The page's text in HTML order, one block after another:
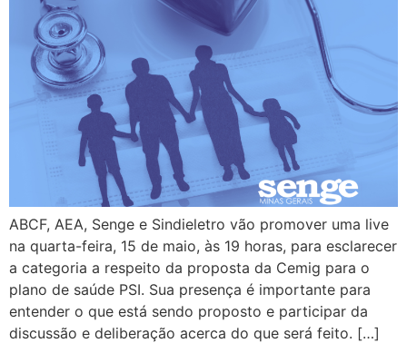
ABCF, AEA, Senge e Sindieletro vão promover uma live
na quarta-feira, 15 de maio, às 19 horas, para esclarecer
a categoria a respeito da proposta da Cemig para o
plano de saúde PSI. Sua presença é importante para
entender o que está sendo proposto e participar da
discussão e deliberação acerca do que será feito. […]